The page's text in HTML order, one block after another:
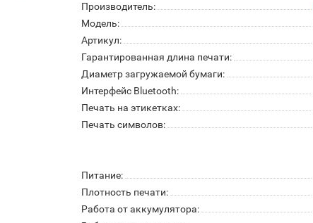
Производитель:
Модель:
Артикул:
Гарантированная длина печати:
Диаметр загружаемой бумаги:
Интерфейс Bluetooth:
Печать на этикетках:
Печать символов:
Питание:
Плотность печати:
Работа от аккумулятора: